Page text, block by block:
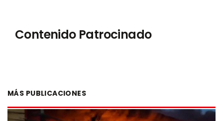
Contenido Patrocinado
MÁS PUBLICACIONES